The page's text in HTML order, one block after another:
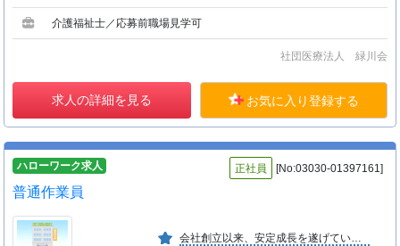
介護福祉士／応募前職場見学可
社団医療法人 緑川会
求人の詳細を見る お気に入り登録する
ハローワーク求人 正社員 [No:03030-01397161]
普通作業員
会社創立以来、安定成長を遂げている。資格取得の為に会社で講習会等の負担を全面的に行っている。夏季等の長期休暇制度、隔週休二日制度等、福利厚生も充実している。いわて女性活躍認定企業